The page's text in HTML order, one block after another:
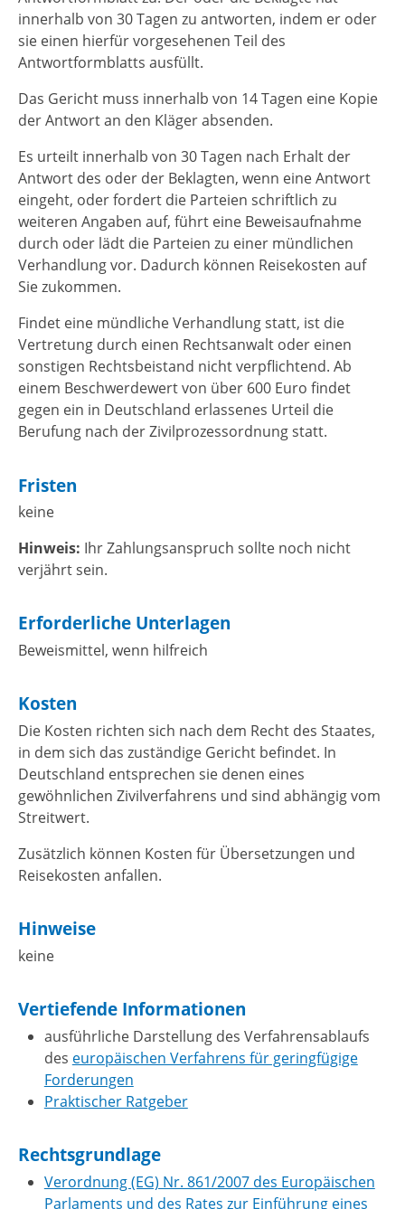
innerhalb von 30 Tagen zu antworten, indem er oder
sie einen hierfür vorgesehenen Teil des
Antwortformblatts ausfüllt.
Das Gericht muss innerhalb von 14 Tagen eine Kopie
der Antwort an den Kläger absenden.
Es urteilt innerhalb von 30 Tagen nach Erhalt der
Antwort des oder der Beklagten, wenn eine Antwort
eingeht, oder fordert die Parteien schriftlich zu
weiteren Angaben auf, führt eine Beweisaufnahme
durch oder lädt die Parteien zu einer mündlichen
Verhandlung vor. Dadurch können Reisekosten auf
Sie zukommen.
Findet eine mündliche Verhandlung statt, ist die
Vertretung durch einen Rechtsanwalt oder einen
sonstigen Rechtsbeistand nicht verpflichtend. Ab
einem Beschwerdewert von über 600 Euro findet
gegen ein in Deutschland erlassenes Urteil die
Berufung nach der Zivilprozessordnung statt.
Fristen
keine
Hinweis: Ihr Zahlungsanspruch sollte noch nicht
verjährt sein.
Erforderliche Unterlagen
Beweismittel, wenn hilfreich
Kosten
Die Kosten richten sich nach dem Recht des Staates,
in dem sich das zuständige Gericht befindet. In
Deutschland entsprechen sie denen eines
gewöhnlichen Zivilverfahrens und sind abhängig vom
Streitwert.
Zusätzlich können Kosten für Übersetzungen und
Reisekosten anfallen.
Hinweise
keine
Vertiefende Informationen
ausführliche Darstellung des Verfahrensablaufs
des europäischen Verfahrens für geringfügige
Forderungen
Praktischer Ratgeber
Rechtsgrundlage
Verordnung (EG) Nr. 861/2007 des Europäischen
Parlaments und des Rates zur Einführung eines